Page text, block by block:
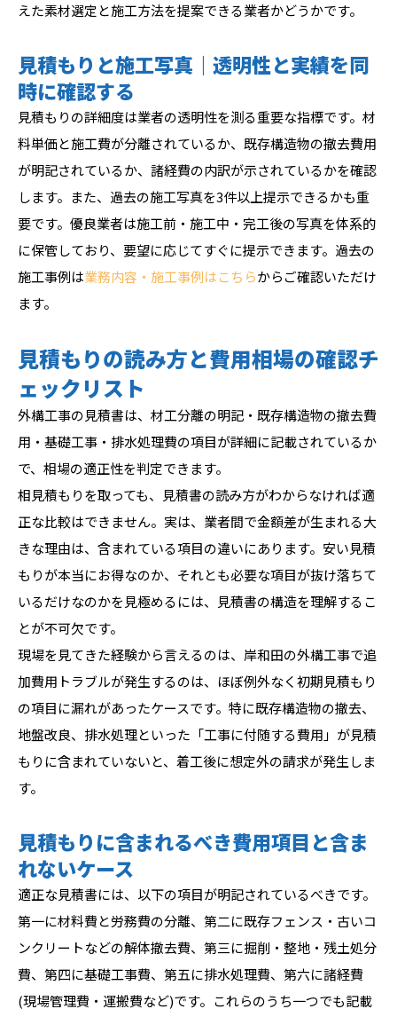
えた素材選定と施工方法を提案できる業者かどうかです。
見積もりと施工写真｜透明性と実績を同
時に確認する
見積もりの詳細度は業者の透明性を測る重要な指標です。材
料単価と施工費が分離されているか、既存構造物の撤去費用
が明記されているか、諸経費の内訳が示されているかを確認
します。また、過去の施工写真を3件以上提示できるかも重
要です。優良業者は施工前・施工中・完工後の写真を体系的
に保管しており、要望に応じてすぐに提示できます。過去の
施工事例は業務内容・施工事例はこちらからご確認いただけ
ます。
見積もりの読み方と費用相場の確認チ
ェックリスト
外構工事の見積書は、材工分離の明記・既存構造物の撤去費
用・基礎工事・排水処理費の項目が詳細に記載されているか
で、相場の適正性を判定できます。
相見積もりを取っても、見積書の読み方がわからなければ適
正な比較はできません。実は、業者間で金額差が生まれる大
きな理由は、含まれている項目の違いにあります。安い見積
もりが本当にお得なのか、それとも必要な項目が抜け落ちて
いるだけなのかを見極めるには、見積書の構造を理解するこ
とが不可欠です。
現場を見てきた経験から言えるのは、岸和田の外構工事で追
加費用トラブルが発生するのは、ほぼ例外なく初期見積もり
の項目に漏れがあったケースです。特に既存構造物の撤去、
地盤改良、排水処理といった「工事に付随する費用」が見積
もりに含まれていないと、着工後に想定外の請求が発生しま
す。
見積もりに含まれるべき費用項目と含ま
れないケース
適正な見積書には、以下の項目が明記されているべきです。
第一に材料費と労務費の分離、第二に既存フェンス・古いコ
ンクリートなどの解体撤去費、第三に掘削・整地・残土処分
費、第四に基礎工事費、第五に排水処理費、第六に諸経費
(現場管理費・運搬費など)です。これらのうち一つでも記載